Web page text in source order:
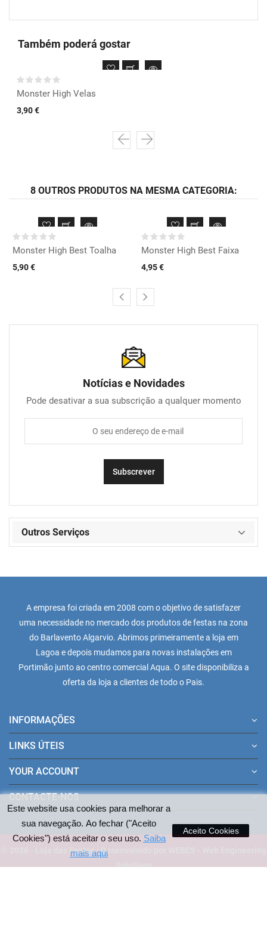
Este website usa cookies para melhorar a
sua navegação. Ao fechar ("Aceito
Cookies") está aceitar o seu uso. Saiba
mais aqui
Aceito Cookies
Também poderá gostar
Monster High Velas
3,90 €
8 OUTROS PRODUTOS NA MESMA CATEGORIA:
Monster High Best Toalha
5,90 €
Monster High Best Faixa
4,95 €
Notícias e Novidades
Pode desativar a sua subscrição a qualquer momento
Outros Serviços
A empresa foi criada em 2008 com o objetivo de satisfazer
uma necessidade no mercado dos produtos de festas na zona
do Barlavento Algarvio. Abrimos primeiramente a loja em
Lagoa e depois mudamos para novas instalações em
Portimão junto ao centro comercial Aqua. O site disponibiliza a
oferta da loja a clientes de todo o Pais.
INFORMAÇÕES
LINKS ÚTEIS
YOUR ACCOUNT
CONTACTE-NOS
© 2026 - Loja das Festas | Desenvolvido por WEBES - Web Engineering
Solutions